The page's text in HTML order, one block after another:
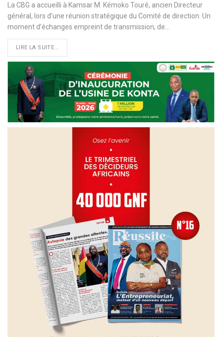
La CBG a accueilli à Kamsar M. Kémoko Touré, ancien Directeur
général, lors d’une réunion stratégique du Comité de direction. Un
moment d’échanges empreint de transmission, de…
LIRE LA SUITE...